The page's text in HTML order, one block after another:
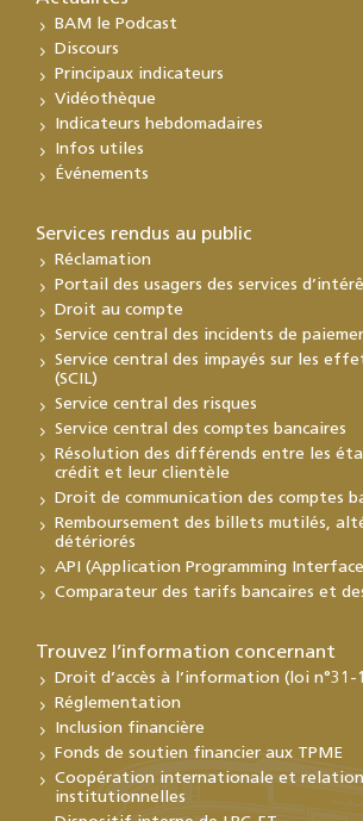
BAM le Podcast
Discours
Principaux indicateurs
Vidéothèque
Indicateurs hebdomadaires
Infos utiles
Événements
Services rendus au public
Réclamation
Portail des usagers des services
Droit au compte
Service central des incidents de
Service central des impayés sur les
(SCIL)
Service central des risques
Service central des comptes bancaires
Résolution des différends entre les
crédit et leur clientèle
Droit de communication des comptes
Remboursement des billets mutilés,
détériorés
API (Application Programming
Comparateur des tarifs bancaires et
Trouvez l’information concernant
Droit d’accès à l’information (loi n°31-
Réglementation
Inclusion financière
Fonds de soutien financier aux TPME
Coopération internationale et
institutionnelles